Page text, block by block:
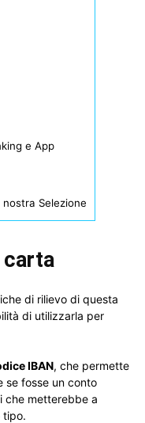
e App
Selezione
carta
di rilievo di questa
di utilizzarla per
IBAN, che permette
se fosse un conto
che metterebbe a
tipo.